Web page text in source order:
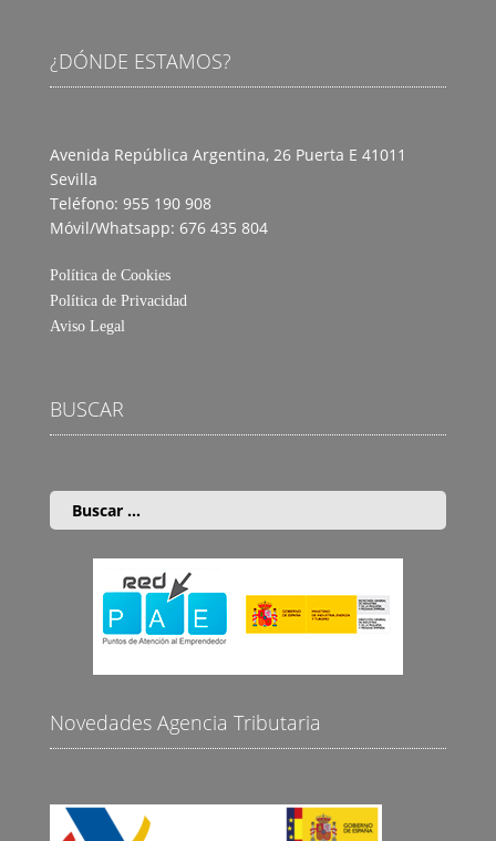
¿DÓNDE ESTAMOS?
Avenida República Argentina, 26 Puerta E 41011
Sevilla
Teléfono: 955 190 908
Móvil/Whatsapp: 676 435 804
Política de Cookies
Política de Privacidad
Aviso Legal
BUSCAR
Buscar:
Novedades Agencia Tributaria